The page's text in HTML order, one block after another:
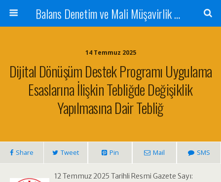
Balans Denetim ve Mali Müşavirlik Hizmetleri
14 Temmuz 2025
Dijital Dönüşüm Destek Programı Uygulama
Esaslarına İlişkin Tebliğde Değişiklik
Yapılmasına Dair Tebliğ
Share Tweet Pin Mail SMS
12 Temmuz 2025 Tarihli Resmi Gazete Sayı: